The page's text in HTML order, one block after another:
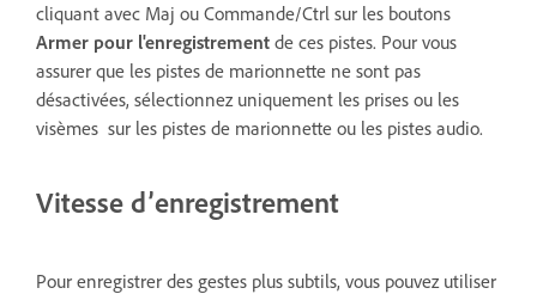
cliquant avec Maj ou Commande/Ctrl sur les boutons
Armer pour l'enregistrement de ces pistes. Pour vous
assurer que les pistes de marionnette ne sont pas
désactivées, sélectionnez uniquement les prises ou les
visèmes sur les pistes de marionnette ou les pistes audio.
Vitesse d’enregistrement
Pour enregistrer des gestes plus subtils, vous pouvez utiliser